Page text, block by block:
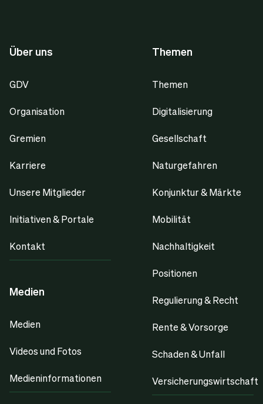
Über uns
GDV
Organisation
Gremien
Karriere
Unsere Mitglieder
Initiativen & Portale
Kontakt
Medien
Medien
Videos und Fotos
Medieninformationen
Themen
Themen
Digitalisierung
Gesellschaft
Naturgefahren
Konjunktur & Märkte
Mobilität
Nachhaltigkeit
Positionen
Regulierung & Recht
Rente & Vorsorge
Schaden & Unfall
Versicherungswirtschaft